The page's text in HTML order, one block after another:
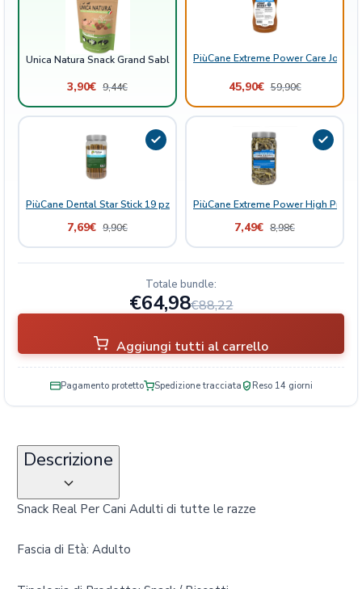
r
e
i
a
n
Unica Natura Snack Grand Sablé - Caserecci con veri pezzi di Frutta
3,90€ 9,44€
PiùCane Extreme Power Care Joint
45,90€ 59,90€
PiùCane Dental Star Stick 19 pz 13 cm
7,69€ 9,90€
PiùCane Extreme Power High
7,49€ 8,98€
Totale bundle:
€64,98€88,22
Aggiungi tutti al carrello
Pagamento protetto Spedizione tracciata Reso 14 giorni
Descrizione
Snack Real Per Cani Adulti di tutte le razze
Fascia di Età: Adulto